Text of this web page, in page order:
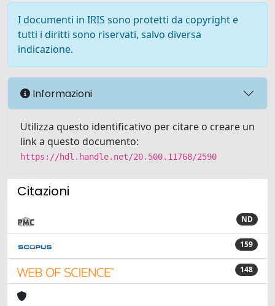
I documenti in IRIS sono protetti da copyright e
tutti i diritti sono riservati, salvo diversa
indicazione.
Informazioni
Utilizza questo identificativo per citare o creare un
link a questo documento:
https://hdl.handle.net/20.500.11768/2590
Citazioni
ND
159
148